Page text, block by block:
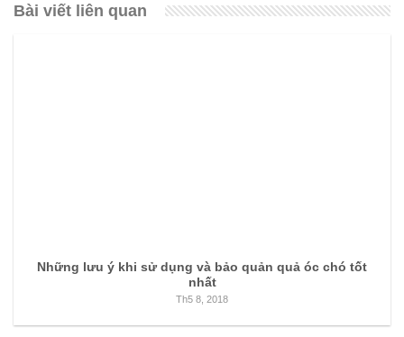
Bài viết liên quan
Những lưu ý khi sử dụng và bảo quản quả óc chó tốt
nhất
Th5 8, 2018